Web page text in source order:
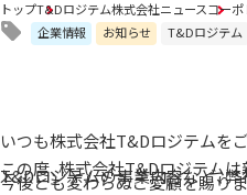
トップT&Dロジテム株式会社ニュースコー
企業情報
お知らせ T&Dロジテム
いつも株式会社T&Dロジテムを
この度、株式会社T&Dロジテム
T&Dロジテムの事業内容など、
今後とも変わらぬご愛顧を賜り